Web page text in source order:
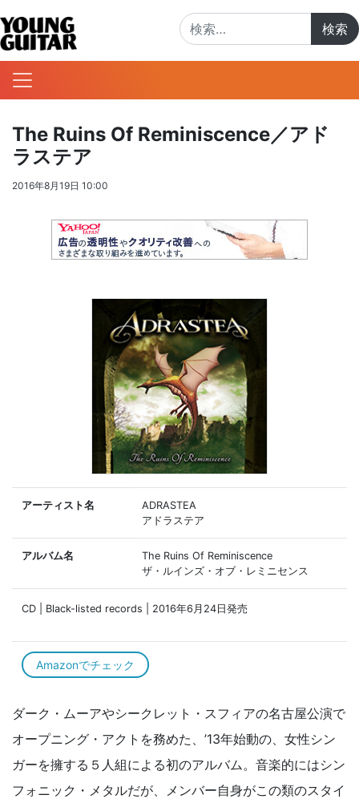
The Ruins Of Reminiscence／アド
ラステア
2016年8月19日 10:00
アーティスト名
ADRASTEA
アドラステア
アルバム名
The Ruins Of Reminiscence
ザ・ルインズ・オブ・レミニセンス
CD | Black-listed records | 2016年6月24日発売
Amazonでチェック
ダーク・ムーアやシークレット・スフィアの名古屋公演で
オープニング・アクトを務めた、’13年始動の、女性シン
ガーを擁する５人組による初のアルバム。音楽的にはシン
フォニック・メタルだが、メンバー自身がこの類のスタイ